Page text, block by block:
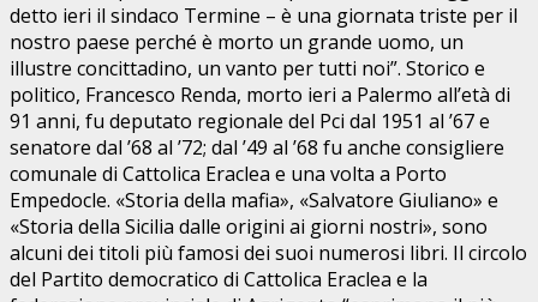
detto ieri il sindaco Termine – è una giornata triste per il
nostro paese perché è morto un grande uomo, un
illustre concittadino, un vanto per tutti noi”. Storico e
politico, Francesco Renda, morto ieri a Palermo all’età di
91 anni, fu deputato regionale del Pci dal 1951 al ’67 e
senatore dal ’68 al ’72; dal ’49 al ’68 fu anche consigliere
comunale di Cattolica Eraclea e una volta a Porto
Empedocle. «Storia della mafia», «Salvatore Giuliano» e
«Storia della Sicilia dalle origini ai giorni nostri», sono
alcuni dei titoli più famosi dei suoi numerosi libri. Il circolo
del Partito democratico di Cattolica Eraclea e la